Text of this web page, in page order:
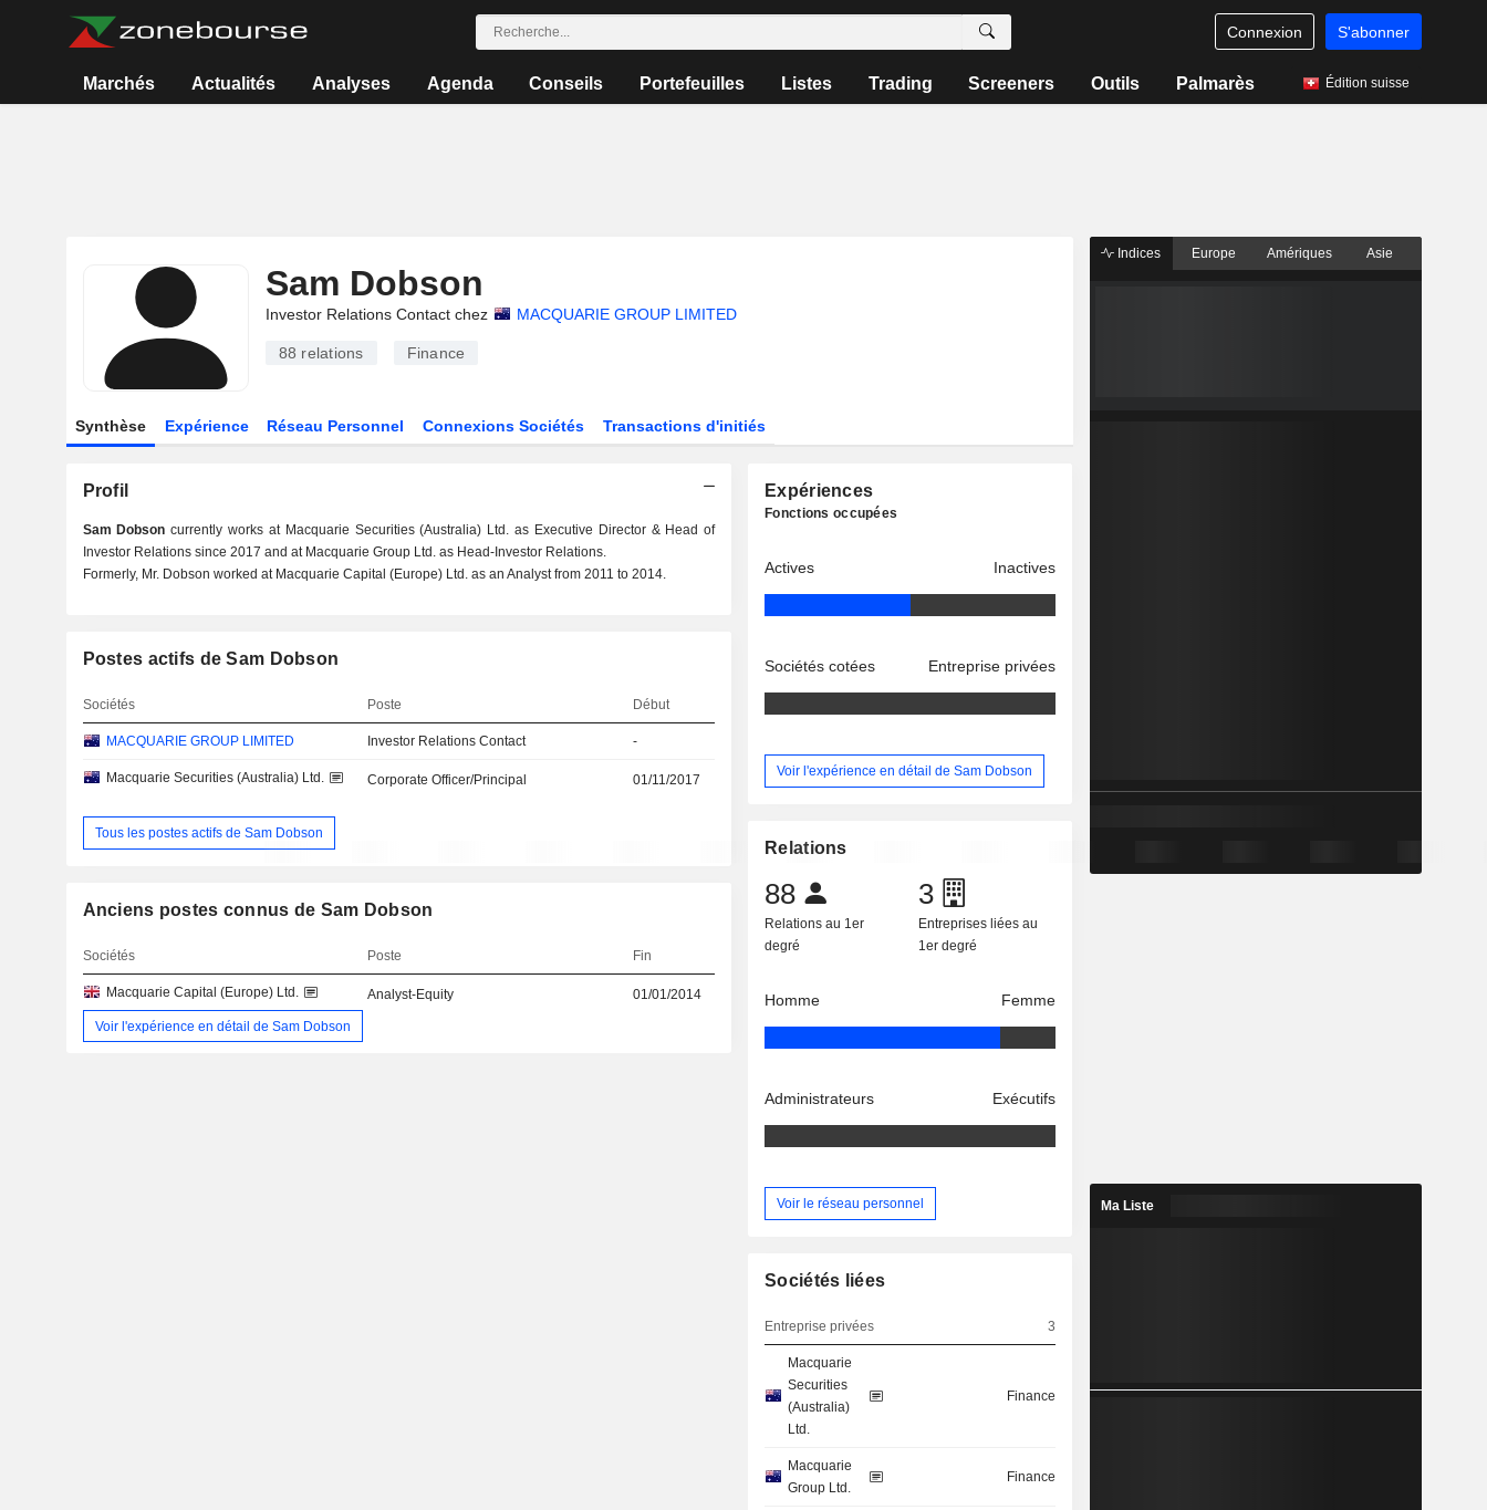
Connexion S'abonner
Marchés Actualités Analyses Agenda Conseils Portefeuilles Listes Trading Screeners Outils Palmarès Édition suisse
Sam Dobson
Investor Relations Contact chez MACQUARIE GROUP LIMITED
88 relations Finance
Synthèse Expérience Réseau Personnel Connexions Sociétés Transactions d'initiés
Profil
Sam Dobson currently works at Macquarie Securities (Australia) Ltd. as Executive Director & Head of
Investor Relations since 2017 and at Macquarie Group Ltd. as Head-Investor Relations.
Formerly, Mr. Dobson worked at Macquarie Capital (Europe) Ltd. as an Analyst from 2011 to 2014.
Postes actifs de Sam Dobson
Sociétés Poste Début
MACQUARIE GROUP LIMITED Investor Relations Contact -
Macquarie Securities (Australia) Ltd. Corporate Officer/Principal 01/11/2017
Tous les postes actifs de Sam Dobson
Anciens postes connus de Sam Dobson
Sociétés Poste Fin
Macquarie Capital (Europe) Ltd. Analyst-Equity
01/01/2014
Voir l'expérience en détail de Sam Dobson
Expériences
Fonctions occupées
Actives Inactives
Sociétés cotées Entreprise privées
Voir l'expérience en détail de Sam Dobson
Relations
88
Relations au 1er
degré
3
Entreprises liées au
1er degré
Homme Femme
Administrateurs Exécutifs
Voir le réseau personnel
Sociétés liées
Entreprise privées 3
Macquarie
Securities
(Australia)
Ltd.
Finance
Macquarie
Group Ltd.
Finance
Indices Europe Amériques Asie
Ma Liste